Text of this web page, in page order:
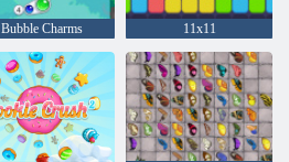
Bubble Charms 11x11